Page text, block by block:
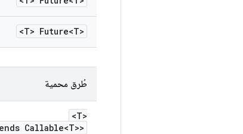
<T> Future<T>
طُرق محمية
<T>
Callable<T>>